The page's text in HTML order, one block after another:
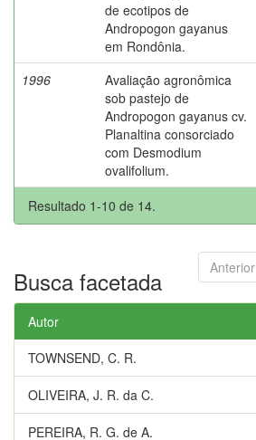
de ecotipos de
Andropogon gayanus
em Rondônia.
1996
Avaliação agronômica
sob pastejo de
Andropogon gayanus cv.
Planaltina consorciado
com Desmodium
ovalifolium.
Resultado 1-10 de 14.
Anterior
Busca facetada
Autor
TOWNSEND, C. R.
OLIVEIRA, J. R. da C.
PEREIRA, R. G. de A.